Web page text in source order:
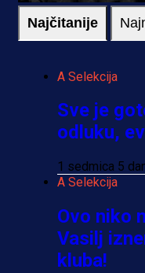
Najčitanije
A Selekcija
Sve je
odluku,
1 sedmica 5
A Selekcija
Ovo niko
Vasilj
kluba!